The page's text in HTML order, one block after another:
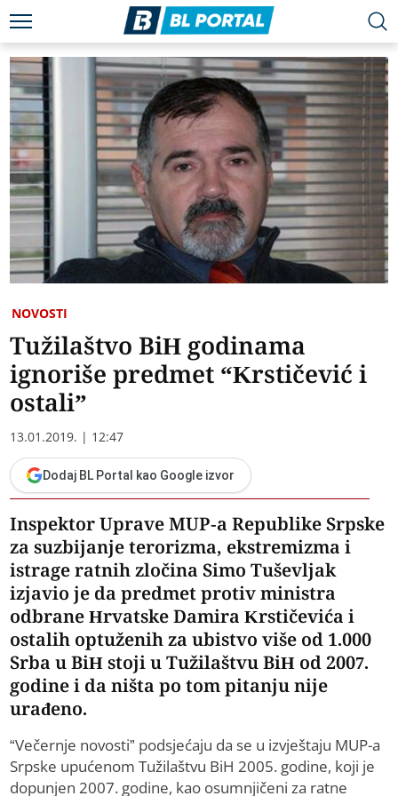
NOVOSTI
Tužilaštvo BiH godinama
ignoriše predmet “Krstičević i
ostali”
13.01.2019. | 12:47
Dodaj BL Portal kao Google izvor
Inspektor Uprave MUP-a Republike Srpske
za suzbijanje terorizma, ekstremizma i
istrage ratnih zločina Simo Tuševljak
izjavio je da predmet protiv ministra
odbrane Hrvatske Damira Krstičevića i
ostalih optuženih za ubistvo više od 1.000
Srba u BiH stoji u Tužilaštvu BiH od 2007.
godine i da ništa po tom pitanju nije
urađeno.
“Večernje novosti” podsjećaju da se u izvještaju MUP-a
Srpske upućenom Tužilaštvu BiH 2005. godine, koji je
dopunjen 2007. godine, kao osumnjičeni za ratne